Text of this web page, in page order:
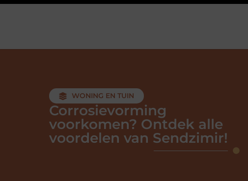
WONING EN TUIN
Corrosievorming
voorkomen? Ontdek alle
voordelen van Sendzimir!